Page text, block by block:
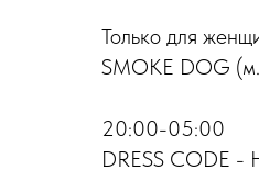
Только для
SMOKE DOG
20:00-05:00
DRESS CODE -